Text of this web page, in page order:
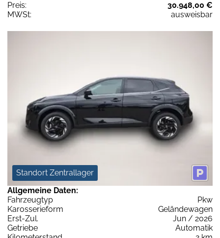
Preis:
30.948,00 €
MWSt:
ausweisbar
Standort Zentrallager
Allgemeine Daten:
Fahrzeugtyp
Pkw
Karosserieform
Geländewagen
Erst-Zul.
Jun / 2026
Getriebe
Automatik